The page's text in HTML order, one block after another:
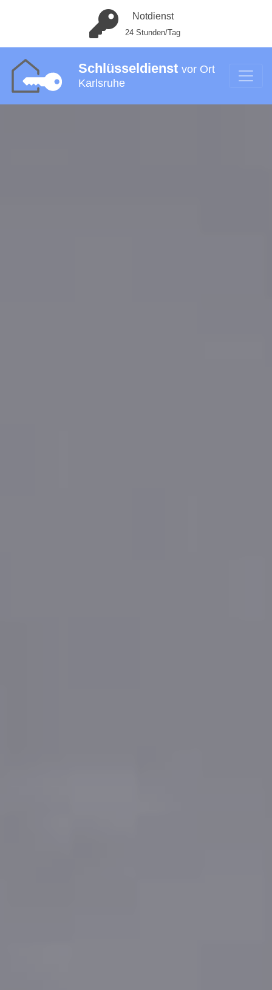
Notdienst
24 Stunden/Tag
Schlüsseldienst vor Ort
Karlsruhe